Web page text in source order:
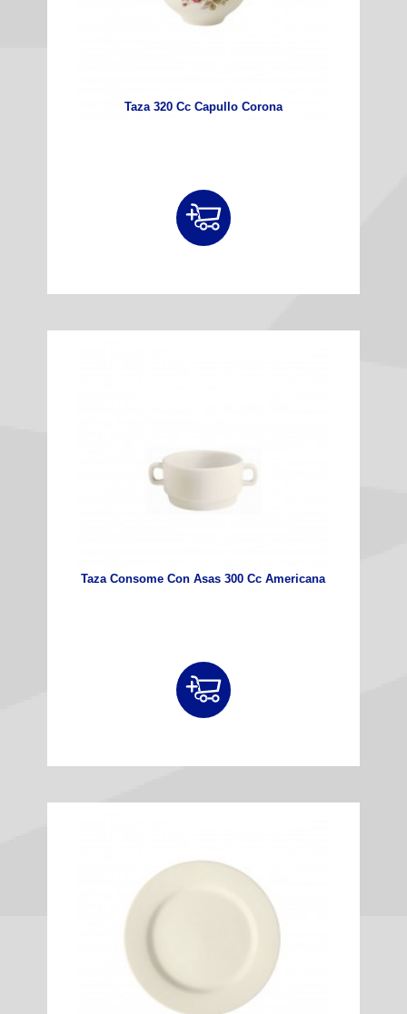
Taza 320 Cc Capullo Corona
Taza Consome Con Asas 300 Cc Americana